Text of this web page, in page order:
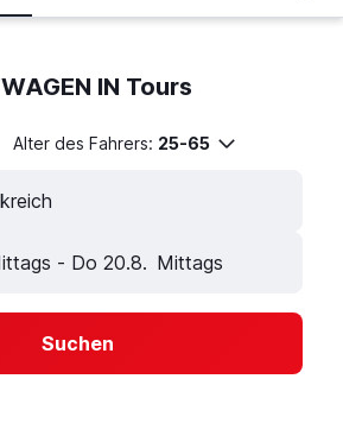
IN Tours
Alter des Fahrers: 25-65
- Do 20.8. Mittags
Suchen